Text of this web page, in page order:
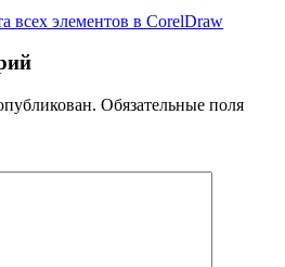
всех элементов в CorelDraw
Обязательные поля